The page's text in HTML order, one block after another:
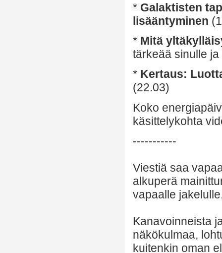
* Galaktisten
lisääntyminen
* Mitä
tärkeää sinulle
* Kertaus:
(22.03)
Koko
käsittelykohta
-----------
Viestiä saa
alkuperä
vapaalle
Kanavoinneista
näkökulmaa,
kuitenkin oman